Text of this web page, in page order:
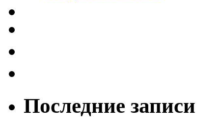
Последние записи